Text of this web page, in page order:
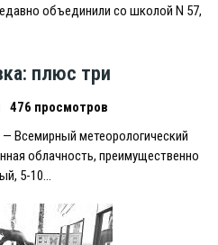
объединили со школой N 57,
плюс три
476 просмотров
Всемирный метеорологический
облачность, преимущественно
5-10…